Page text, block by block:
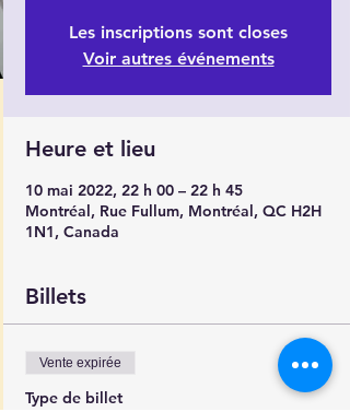
Les inscriptions sont closes
Voir autres événements
Heure et lieu
10 mai 2022, 22 h 00 – 22 h 45
Montréal, Rue Fullum, Montréal, QC H2H
1N1, Canada
Billets
Vente expirée
Type de billet